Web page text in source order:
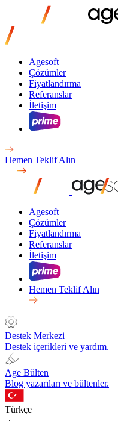
Agesoft
Çözümler
Fiyatlandırma
Referanslar
İletişim
Hemen Teklif Alın
Agesoft
Çözümler
Fiyatlandırma
Referanslar
İletişim
Hemen Teklif Alın
Destek Merkezi
Destek içerikleri ve yardım.
Age Bülten
Blog yazarıları ve bültenler.
Türkçe